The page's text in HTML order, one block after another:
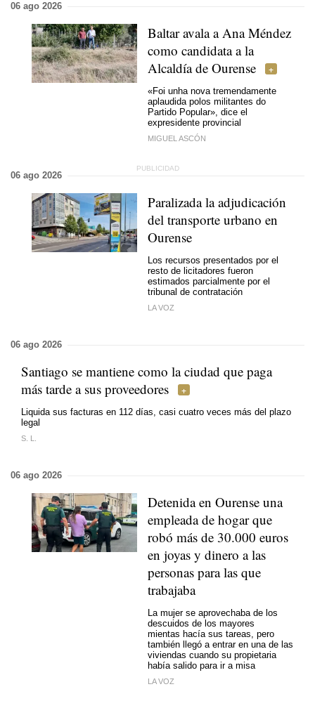
06 ago 2026
Baltar avala a Ana Méndez
como candidata a la
Alcaldía de Ourense
«Foi unha nova tremendamente
aplaudida polos militantes do
Partido Popular», dice el
expresidente provincial
MIGUEL ASCÓN
06 ago 2026
Paralizada la adjudicación
del transporte urbano en
Ourense
Los recursos presentados por el
resto de licitadores fueron
estimados parcialmente por el
tribunal de contratación
LA VOZ
06 ago 2026
Santiago se mantiene como la ciudad que paga
más tarde a sus proveedores
Liquida sus facturas en 112 días, casi cuatro veces más del plazo
legal
S. L.
06 ago 2026
Detenida en Ourense una
empleada de hogar que
robó más de 30.000 euros
en joyas y dinero a las
personas para las que
trabajaba
La mujer se aprovechaba de los
descuidos de los mayores
mientas hacía sus tareas, pero
también llegó a entrar en una de las
viviendas cuando su propietaria
había salido para ir a misa
LA VOZ